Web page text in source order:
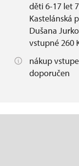
děti 6-17 let
Kastelánská
Dušana
vstupné 260
nákup
doporučen